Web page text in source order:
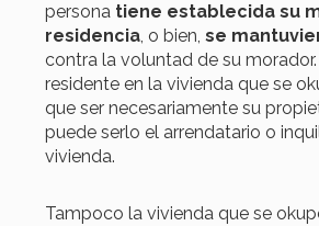
persona tiene establecida su
residencia, o bien,se
contra la voluntad de su
residente en la vivienda que se
que ser necesariamente su
puede serlo el arrendatario o
vivienda.
Tampoco la vivienda que se